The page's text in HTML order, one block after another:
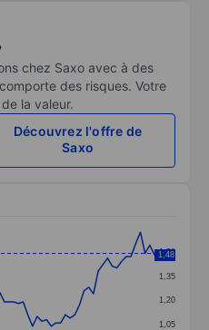
chez Saxo avec à des
des risques. Votre
la valeur.
Découvrez l'offre de
Saxo
categories.
values. Data ranges
1,05
1,20
1,35
1,50
1,48